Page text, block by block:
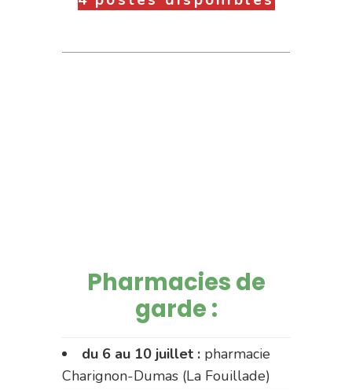
Pharmacies de
garde :
du 6 au 10 juillet : pharmacie
Charignon-Dumas (La Fouillade)